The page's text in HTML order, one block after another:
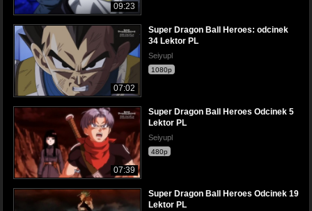
09:23
07:02
Super Dragon Ball Heroes: odcinek
34 Lektor PL
Seiyupl
1080p
07:39
Super Dragon Ball Heroes Odcinek 5
Lektor PL
Seiyupl
480p
Super Dragon Ball Heroes Odcinek 19
Lektor PL